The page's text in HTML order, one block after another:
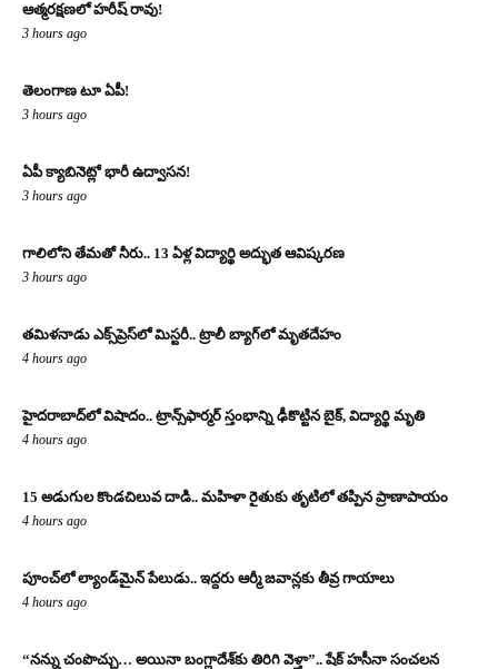
ఆత్మరక్షణలో హరీష్ రావు!
3 hours ago
తెలంగాణ టూ ఏపీ!
3 hours ago
ఏపీ క్యాబినెట్లో భారీ ఉద్వాసన!
3 hours ago
గాలిలోని తేమతో నీరు.. 13 ఏళ్ల విద్యార్థి అద్భుత ఆవిష్కరణ
3 hours ago
తమిళనాడు ఎక్స్‌ప్రెస్‌లో మిస్టరీ.. ట్రాలీ బ్యాగ్‌లో మృతదేహం
4 hours ago
హైదరాబాద్‌లో విషాదం.. ట్రాన్స్‌ఫార్మర్ స్తంభాన్ని ఢీకొట్టిన బైక్, విద్యార్థి మృతి
4 hours ago
15 అడుగుల కొండచిలువ దాడి.. మహిళా రైతుకు తృటిలో తప్పిన ప్రాణాపాయం
4 hours ago
పూంచ్‌లో ల్యాండ్‌మైన్ పేలుడు.. ఇద్దరు ఆర్మీ జవాన్లకు తీవ్ర గాయాలు
4 hours ago
“నన్ను చంపొచ్చు… అయినా బంగ్లాదేశ్‌కు తిరిగి వెళ్తా”.. షేక్ హసీనా సంచలన